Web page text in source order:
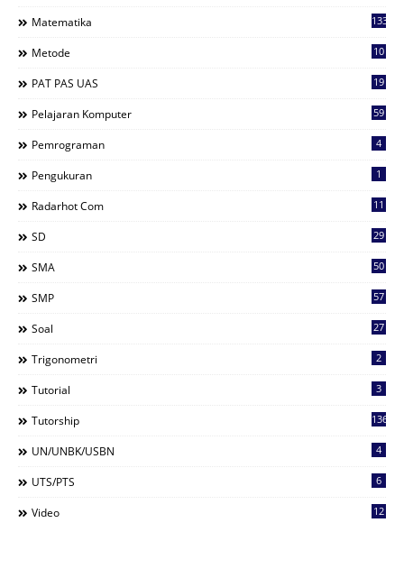
Matematika 133
Metode 10
PAT PAS UAS 19
Pelajaran Komputer 59
Pemrograman 4
Pengukuran 1
Radarhot Com 11
SD 29
SMA 50
SMP 57
Soal 27
Trigonometri 2
Tutorial 3
Tutorship 136
UN/UNBK/USBN 4
UTS/PTS 6
Video 12